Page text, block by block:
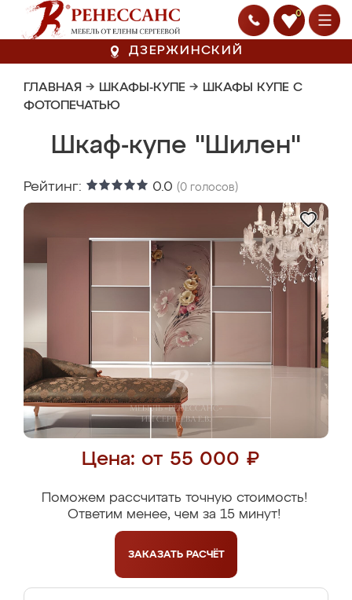
0
ДЗЕРЖИНСКИЙ
ГЛАВНАЯ → ШКАФЫ-КУПЕ → ШКАФЫ КУПЕ С
ФОТОПЕЧАТЬЮ
Шкаф-купе "Шилен"
Рейтинг: 0.0 (0 голосов)
Цена: от 55 000 ₽
Поможем рассчитать точную стоимость!
Ответим менее, чем за 15 минут!
ЗАКАЗАТЬ РАСЧЁТ